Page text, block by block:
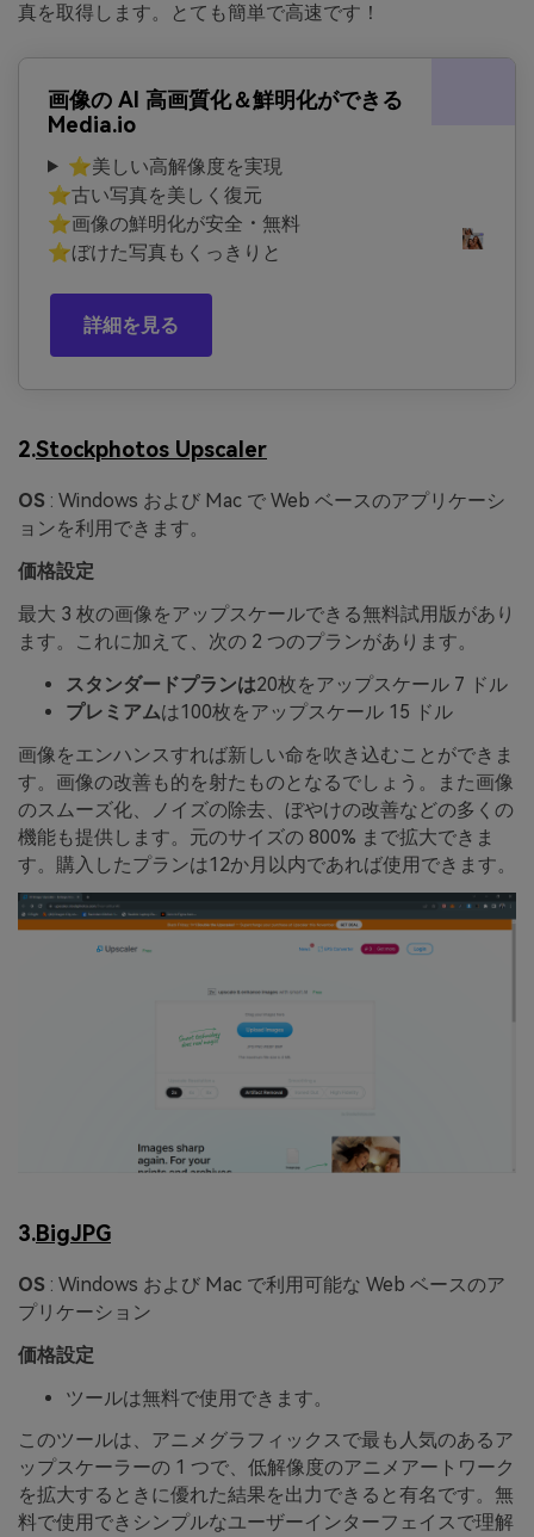
真を取得します。とても簡単で高速です！
画像の AI 高画質化＆鮮明化ができる
Media.io
⭐美しい高解像度を実現
⭐古い写真を美しく復元
⭐画像の鮮明化が安全・無料
⭐ぼけた写真もくっきりと
詳細を見る
2.Stockphotos Upscaler
OS : Windows および Mac で Web ベースのアプリケーシ
ョンを利用できます。
価格設定
最大 3 枚の画像をアップスケールできる無料試用版があり
ます。これに加えて、次の 2 つのプランがあります。
スタンダードプランは20枚をアップスケール 7 ドル
プレミアムは100枚をアップスケール 15 ドル
画像をエンハンスすれば新しい命を吹き込むことができま
す。画像の改善も的を射たものとなるでしょう。また画像
のスムーズ化、ノイズの除去、ぼやけの改善などの多くの
機能も提供します。元のサイズの 800% まで拡大できま
す。購入したプランは12か月以内であれば使用できます。
3.BigJPG
OS : Windows および Mac で利用可能な Web ベースのア
プリケーション
価格設定
ツールは無料で使用できます。
このツールは、アニメグラフィックスで最も人気のあるア
ップスケーラーの 1 つで、低解像度のアニメアートワーク
を拡大するときに優れた結果を出力できると有名です。無
料で使用できシンプルなユーザーインターフェイスで理解